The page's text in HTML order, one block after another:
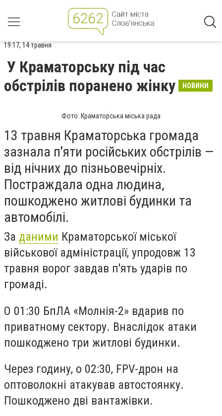
19:17, 14 травня
У Краматорську під чаc
обстрілів поранено жінку
НОВИНИ
Фото: Краматорська міська рада
13 травня Краматорська громада
зазнала п'яти російських обстрілів —
від нічних до пізньовечірніх.
Постраждала одна людина,
пошкоджено житлові будинки та
автомобілі.
За даними Краматорської міської
військової адміністрації, упродовж 13
травня ворог завдав п'ять ударів по
громаді.
О 01:30 БпЛА «Молнія-2» вдарив по
приватному сектору. Внаслідок атаки
пошкоджено три житлові будинки.
Через годину, о 02:30, FPV-дрон на
оптоволокні атакував автостоянку.
Пошкоджено дві вантажівки.